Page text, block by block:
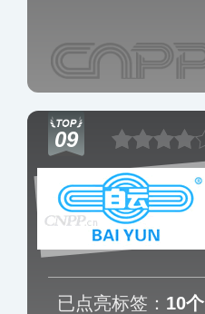
09
已点亮标签： 10个